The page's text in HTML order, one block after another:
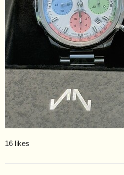
16 likes